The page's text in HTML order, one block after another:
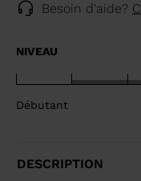
Besoin d'aide?
NIVEAU
Débutant
DESCRIPTION